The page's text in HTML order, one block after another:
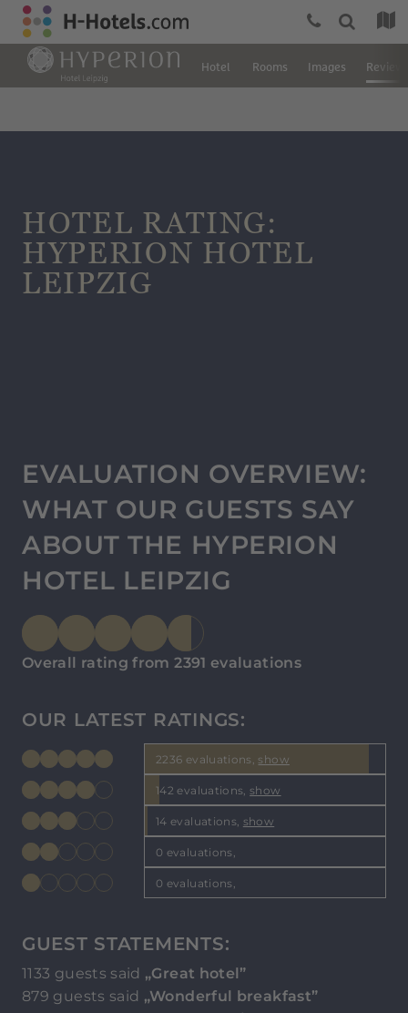
Hotel Rooms Images
HOTEL RATING:
HYPERION HOTEL
LEIPZIG
EVALUATION OVERVIEW:
WHAT OUR GUESTS SAY
ABOUT THE HYPERION
HOTEL LEIPZIG
Overall rating from 2391 evaluations
OUR LATEST RATINGS:
2236 evaluations, show
142 evaluations,show
14 evaluations, show
0 evaluations,
0 evaluations,
GUEST STATEMENTS:
1133 guests said „Great hotel”
879 guests said „Wonderful breakfast”